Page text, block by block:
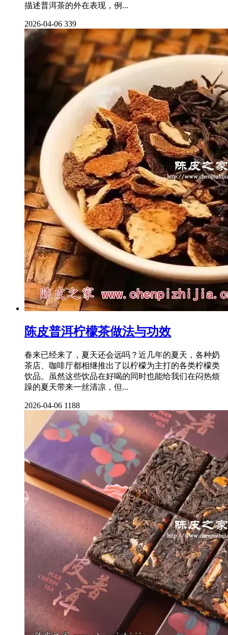
描述普洱茶的外在表现，例...
2026-04-06 339
陈皮普洱柠檬茶做法与功效
春来已经来了，夏天还会远吗？近几年的夏天，各种奶
茶店、咖啡厅都相继推出了以柠檬为主打的各类柠檬类
饮品。虽然这些饮品在好喝的同时也能给我们在闷热烦
躁的夏天带来一丝清凉，但...
2026-04-06 1188